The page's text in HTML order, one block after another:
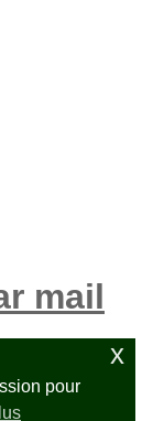
mail
pour
x